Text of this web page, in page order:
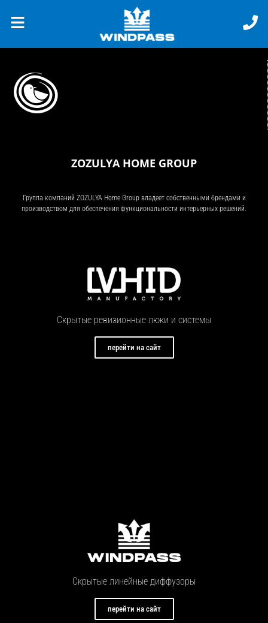
ZOZULYA HOME GROUP
Группа компаний ZOZULYA Home Group владеет собственными брендами и
производством для обеспечения функциональности интерьерных решений.
Скрытые ревизионные люки и системы
перейти на сайт
Скрытые линейные диффузоры
перейти на сайт